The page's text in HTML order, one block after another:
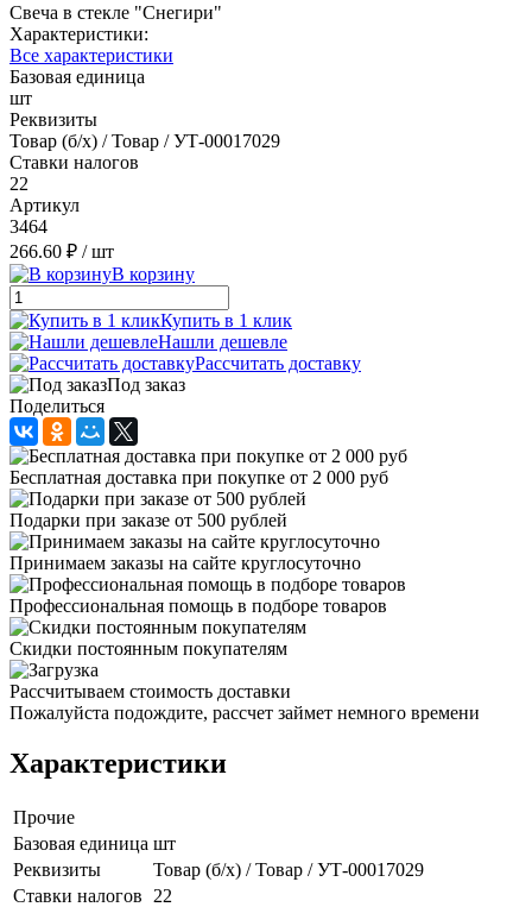
Свеча в стекле "Снегири"
Характеристики:
Все характеристики
Базовая единица
шт
Реквизиты
Товар (б/х) / Товар / УТ-00017029
Ставки налогов
22
Артикул
3464
266.60 ₽ / шт
В корзину
Купить в 1 клик
Нашли дешевле
Рассчитать доставку
Под заказ
Поделиться
Бесплатная доставка при покупке от 2 000 руб
Подарки при заказе от 500 рублей
Принимаем заказы на сайте круглосуточно
Профессиональная помощь в подборе товаров
Скидки постоянным покупателям
Рассчитываем стоимость доставки
Пожалуйста подождите, рассчет займет немного времени
Характеристики
Прочие
Базовая единица шт
Реквизиты
Товар (б/х) / Товар / УТ-00017029
Ставки налогов
22